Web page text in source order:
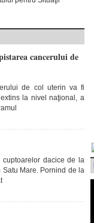
cancerului de
de col uterin va fi
la nivel naţional, a
dacice de la
Mare. Pornind de la